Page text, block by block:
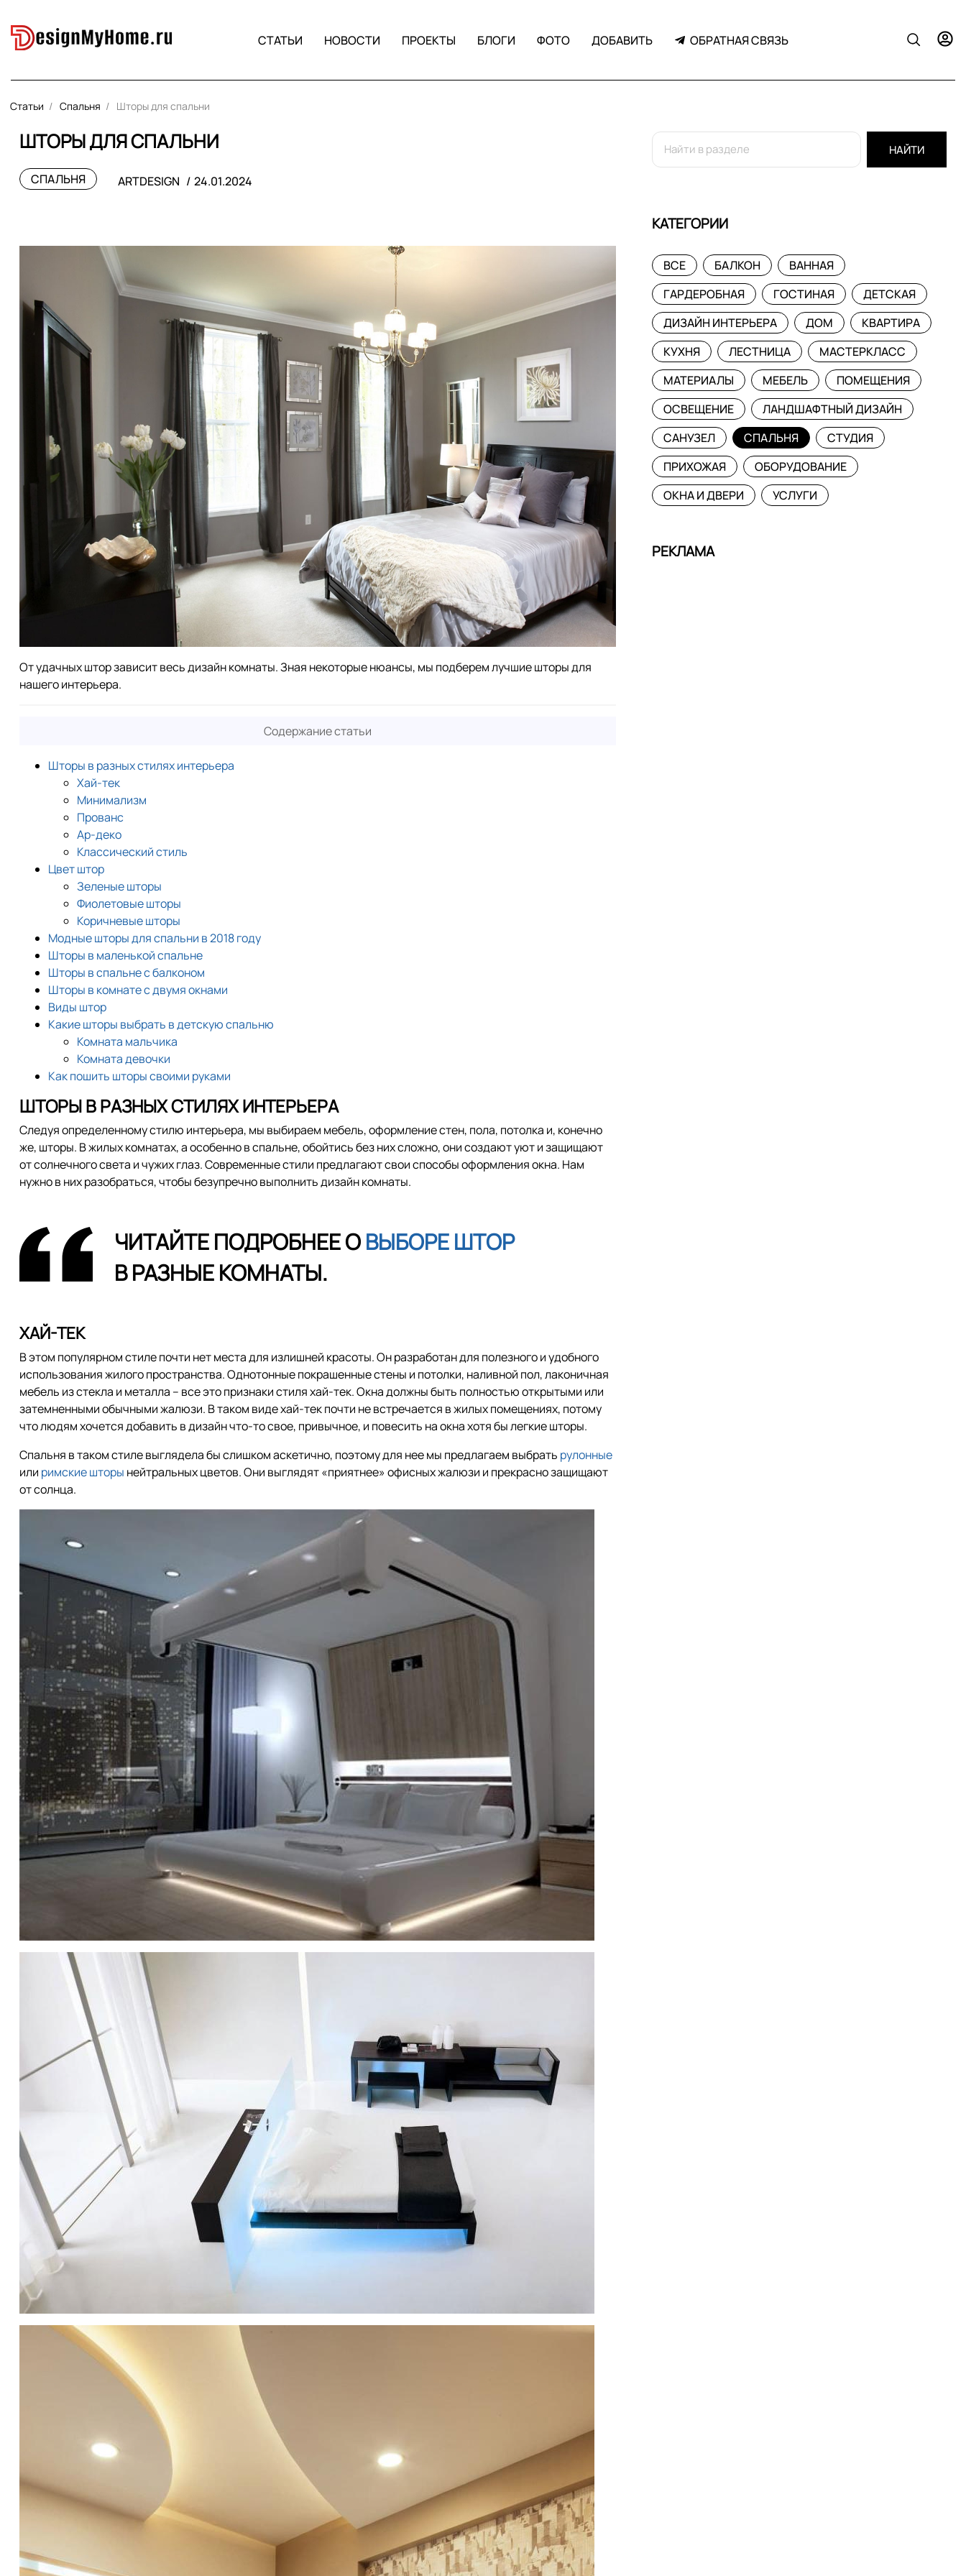
СТАТЬИ НОВОСТИ ПРОЕКТЫ БЛОГИ ФОТО ДОБАВИТЬ ОБРАТНАЯ СВЯЗЬ
Статьи Спальня Шторы для спальни
ШТОРЫ ДЛЯ СПАЛЬНИ
СПАЛЬНЯ ARTDESIGN 24.01.2024
От удачных штор зависит весь дизайн комнаты. Зная некоторые нюансы, мы подберем лучшие шторы для
нашего интерьера.
Содержание статьи
Шторы в разных стилях интерьера
Хай-тек
Минимализм
Прованс
Ар-деко
Классический стиль
Цвет штор
Зеленые шторы
Фиолетовые шторы
Коричневые шторы
Модные шторы для спальни в 2018 году
Шторы в маленькой спальне
Шторы в спальне с балконом
Шторы в комнате с двумя окнами
Виды штор
Какие шторы выбрать в детскую спальню
Комната мальчика
Комната девочки
Как пошить шторы своими руками
ШТОРЫ В РАЗНЫХ СТИЛЯХ ИНТЕРЬЕРА
Следуя определенному стилю интерьера, мы выбираем мебель, оформление стен, пола, потолка и, конечно
же, шторы. В жилых комнатах, а особенно в спальне, обойтись без них сложно, они создают уют и защищают
от солнечного света и чужих глаз. Современные стили предлагают свои способы оформления окна. Нам
нужно в них разобраться, чтобы безупречно выполнить дизайн комнаты.
ЧИТАЙТЕ ПОДРОБНЕЕ ОВЫБОРЕ ШТОР
В РАЗНЫЕ КОМНАТЫ.
ХАЙ-ТЕК
В этом популярном стиле почти нет места для излишней красоты. Он разработан для полезного и удобного
использования жилого пространства. Однотонные покрашенные стены и потолки, наливной пол, лаконичная
мебель из стекла и металла – все это признаки стиля хай-тек. Окна должны быть полностью открытыми или
затемненными обычными жалюзи. В таком виде хай-тек почти не встречается в жилых помещениях, потому
что людям хочется добавить в дизайн что-то свое, привычное, и повесить на окна хотя бы легкие шторы.
Спальня в таком стиле выглядела бы слишком аскетично, поэтому для нее мы предлагаем выбрать рулонные
или римские шторы нейтральных цветов. Они выглядят «приятнее» офисных жалюзи и прекрасно защищают
от солнца.
НАЙТИ
КАТЕГОРИИ
ВСЕ БАЛКОН
ВАННАЯ
ГАРДЕРОБНАЯ
ГОСТИНАЯ
ДЕТСКАЯ
ДИЗАЙН ИНТЕРЬЕРА
ДОМ
КВАРТИРА
КУХНЯ
ЛЕСТНИЦА
МАСТЕРКЛАСС
МАТЕРИАЛЫ
МЕБЕЛЬ
ПОМЕЩЕНИЯ
ОСВЕЩЕНИЕ
ЛАНДШАФТНЫЙ ДИЗАЙН
САНУЗЕЛ
СПАЛЬНЯ
СТУДИЯ
ПРИХОЖАЯ
ОБОРУДОВАНИЕ
ОКНА И ДВЕРИ
УСЛУГИ
РЕКЛАМА